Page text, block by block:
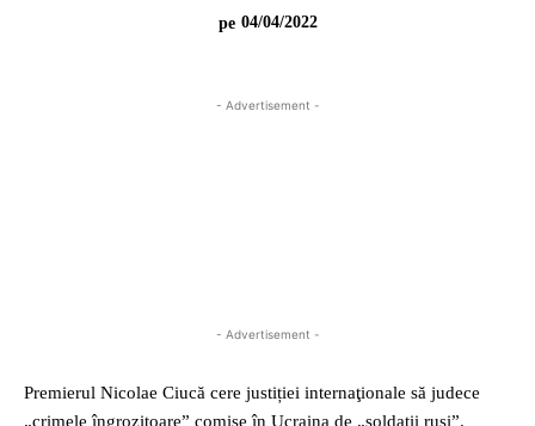
pe 04/04/2022
- Advertisement -
- Advertisement -
Premierul Nicolae Ciucă cere justiției internaţionale să judece
„crimele îngrozitoare” comise în Ucraina de „soldaţii ruşi”.